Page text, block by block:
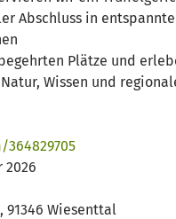
Abschluss in
Plätze und
Wissen und
2026
91346 Wiesenttal